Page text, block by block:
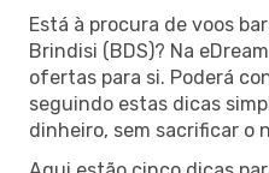
Está à procura de voos
Brindisi (BDS)? Na
ofertas para si. Poderá
seguindo estas dicas
dinheiro, sem sacrificar o